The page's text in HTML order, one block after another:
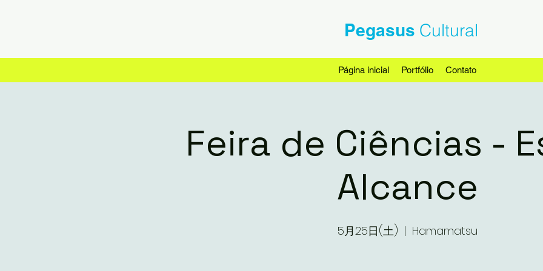
Pegasus Cultural
Página inicial Portfólio Contato
Feira de Ciências -
Alcance
5月25日(土)
  |
Hamamatsu